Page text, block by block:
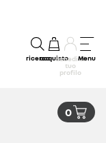
ricercaacquistoaccedi al
tuo
profilo
Menu
0